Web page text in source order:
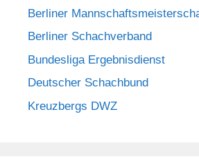
Berliner
Berliner Schachverband
Bundesliga Ergebnisdienst
Deutscher Schachbund
Kreuzbergs DWZ